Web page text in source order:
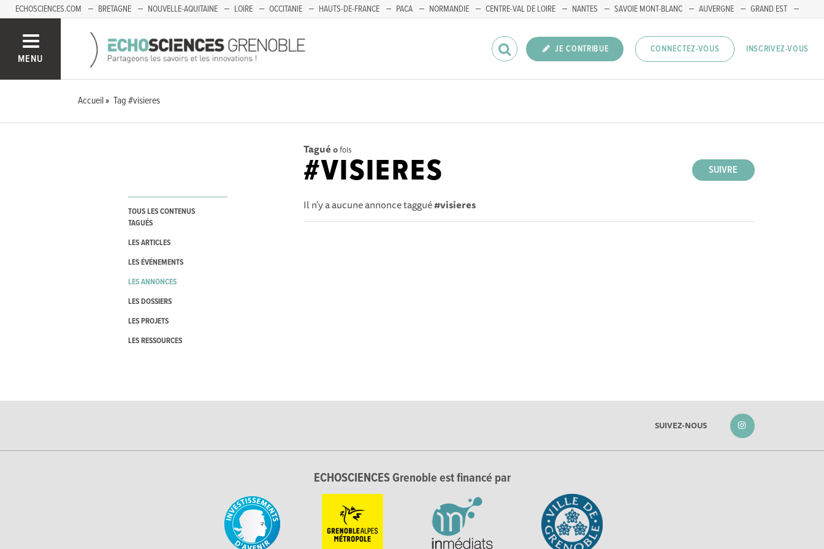
ECHOSCIENCES.COM BRETAGNE NOUVELLE-AQUITAINE LOIRE OCCITANIE HAUTS-DE-FRANCE PACA NORMANDIE CENTRE-VAL DE LOIRE NANTES SAVOIE MONT-BLANC AUVERGNE
GRAND EST
MENU
JE CONTRIBUE CONNECTEZ-VOUS INSCRIVEZ-VOUS
Accueil Tag #visieres
TOUS LES CONTENUS
TAGUÉS
LES ARTICLES
LES ÉVÉNEMENTS
LES ANNONCES
LES DOSSIERS
LES PROJETS
LES RESSOURCES
Tagué 0fois
SUIVRE
#VISIERES
Il n'y a aucune annonce taggué#visieres
SUIVEZ-NOUS
ECHOSCIENCES Grenoble est financé par